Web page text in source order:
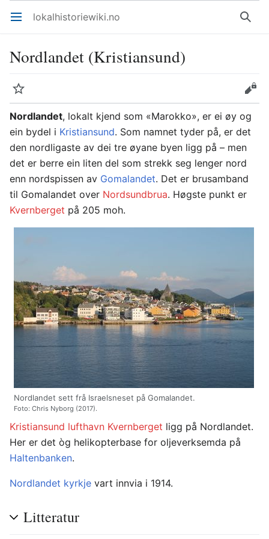
Åpne hovedmenyen lokalhistoriewiki.no Søk
Nordlandet (Kristiansund)
Overvåk
Rediger
Nordlandet, lokalt kjend som «Marokko», er ei øy og
ein bydel i Kristiansund. Som namnet tyder på, er det
den nordligaste av dei tre øyane byen ligg på – men
det er berre ein liten del som strekk seg lenger nord
enn nordspissen av Gomalandet. Det er brusamband
til Gomalandet over Nordsundbrua. Høgste punkt er
Kvernberget på 205 moh.
Nordlandet sett frå Israelsneset på Gomalandet.
Foto: Chris Nyborg (2017).
Kristiansund lufthavn Kvernberget ligg på Nordlandet.
Her er det òg helikopterbase for oljeverksemda på
Haltenbanken.
Nordlandet kyrkje vart innvia i 1914.
Litteratur